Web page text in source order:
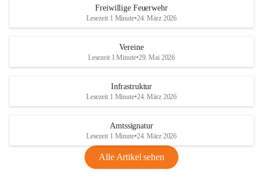
Freiwillige Feuerwehr
Lesezeit 1 Minute•24. März 2026
Vereine
Lesezeit 1 Minute•29. Mai 2026
Infrastruktur
Lesezeit 1 Minute•24. März 2026
Amtssignatur
Lesezeit 1 Minute•24. März 2026
Alle Artikel sehen